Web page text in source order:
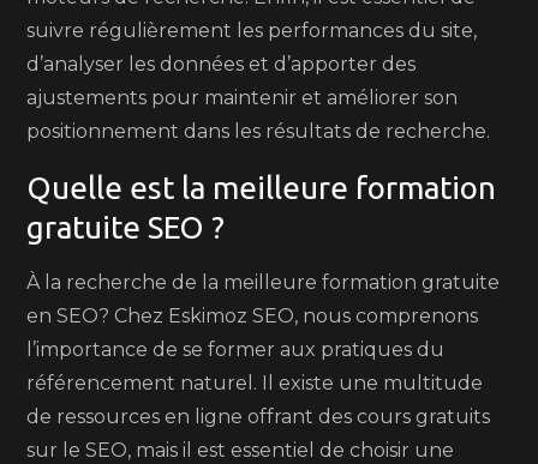
suivre régulièrement les performances du site,
d’analyser les données et d’apporter des
ajustements pour maintenir et améliorer son
positionnement dans les résultats de recherche.
Quelle est la meilleure formation
gratuite SEO ?
À la recherche de la meilleure formation gratuite
en SEO? Chez Eskimoz SEO, nous comprenons
l’importance de se former aux pratiques du
référencement naturel. Il existe une multitude
de ressources en ligne offrant des cours gratuits
sur le SEO, mais il est essentiel de choisir une